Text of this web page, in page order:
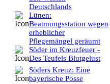
Deutschlands
Lünen:
Beatmungsstation wegen
erheblicher
Pflegemängel geräumt
Söder im Kreuzfeuer -
Des Teufels Blutgelust
Söders Kreuz: Eine
bayerische Posse